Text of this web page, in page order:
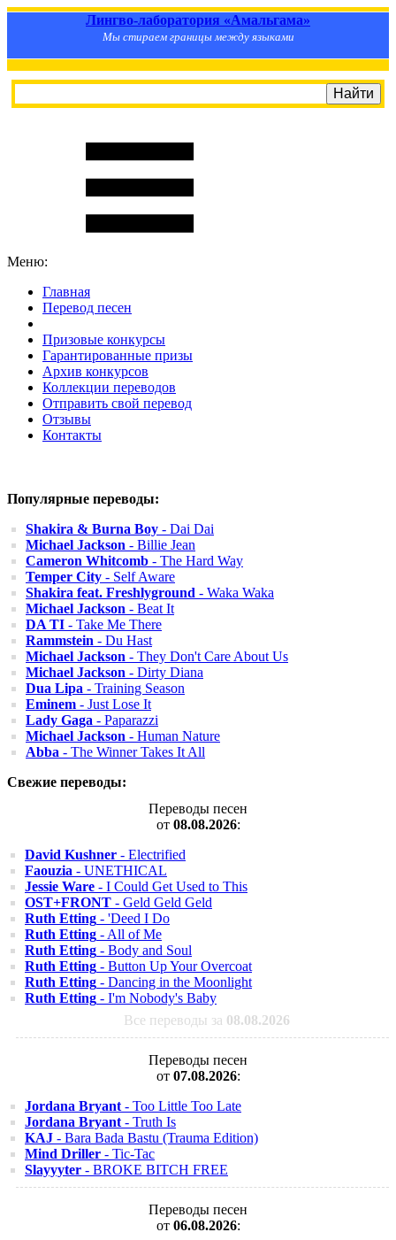
Лингво-лаборатория «Амальгама»
Мы стираем границы между языками
Меню:
Главная
Перевод песен
Призовые конкурсы
Гарантированные призы
Архив конкурсов
Коллекции переводов
Отправить свой перевод
Отзывы
Контакты
Популярные переводы:
Shakira & Burna Boy - Dai Dai
Michael Jackson - Billie Jean
Cameron Whitcomb - The Hard Way
Temper City - Self Aware
Shakira feat. Freshlyground - Waka Waka
Michael Jackson - Beat It
DA TI - Take Me There
Rammstein - Du Hast
Michael Jackson - They Don't Care About Us
Michael Jackson - Dirty Diana
Dua Lipa - Training Season
Eminem - Just Lose It
Lady Gaga - Paparazzi
Michael Jackson - Human Nature
Abba - The Winner Takes It All
Свежие переводы:
Переводы песен
от 08.08.2026:
David Kushner - Electrified
Faouzia - UNETHICAL
Jessie Ware - I Could Get Used to This
OST+FRONT - Geld Geld Geld
Ruth Etting - 'Deed I Do
Ruth Etting - All of Me
Ruth Etting - Body and Soul
Ruth Etting - Button Up Your Overcoat
Ruth Etting - Dancing in the Moonlight
Ruth Etting - I'm Nobody's Baby
Все переводы за 08.08.2026
Переводы песен
от 07.08.2026:
Jordana Bryant - Too Little Too Late
Jordana Bryant - Truth Is
KAJ - Bara Bada Bastu (Trauma Edition)
Mind Driller - Tic-Tac
Slayyyter - BROKE BITCH FREE
Переводы песен
от 06.08.2026: